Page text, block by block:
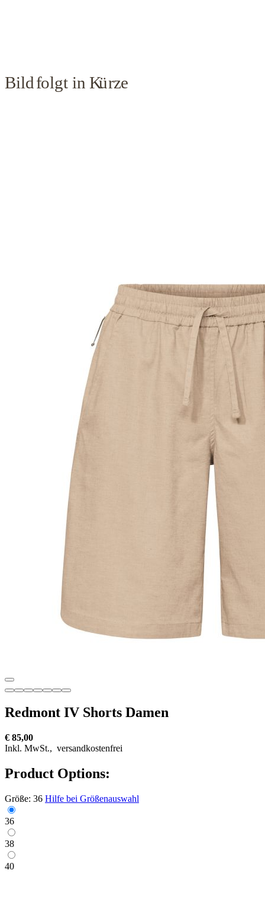
Redmont IV Shorts Damen
€ 85,00
Inkl. MwSt., versandkostenfrei
Product Options:
Größe: 36 Hilfe bei Größenauswahl
36
38
40